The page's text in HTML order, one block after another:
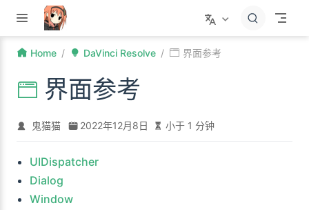
跳至主要內容
Home DaVinci Resolve 界面参考
界面参考
鬼猫猫 2022年12月8日 小于 1 分钟
UIDispatcher
Dialog
Window